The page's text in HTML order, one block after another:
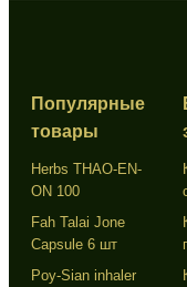
Популярные
товары
Herbs THAO-EN-
ON 100
Fah Talai Jone
Capsule 6 шт
Poy-Sian inhaler